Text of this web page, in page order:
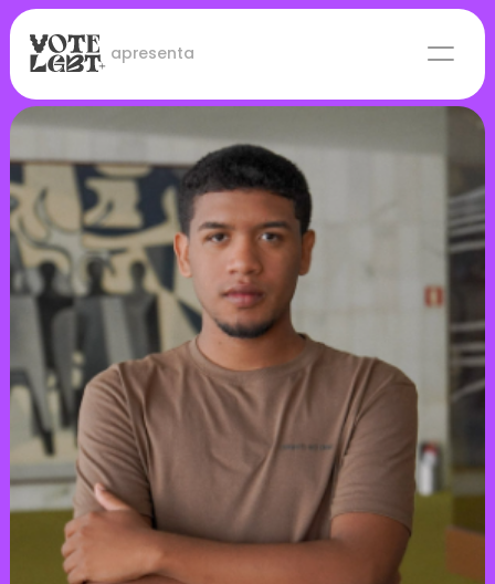
apresenta
Candidaturas
Lideranças eleitas
Sobre